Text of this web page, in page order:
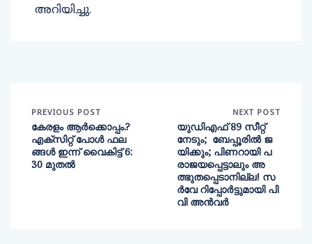
അറിയിച്ചു.
PREVIOUS POST
കേരളം ആർക്കൊപ്പം.?
എക്സിറ്റ് പോൾ ഫല
ങ്ങൾ ഇന്ന് വൈകിട്ട് 6:
30 മുതൽ
NEXT POST
യുഡിഎഫ് 89 സീറ്റ്
നേടും; ബേപ്പൂരില്‍ ജ
യിക്കും; പിണറായി പ
രാജയപ്പെട്ടാലും അ
ത്ഭുതപ്പെടാനില്ല! സ
ർവേ റിപ്പോർട്ടുമായി പി
വി അൻവർ